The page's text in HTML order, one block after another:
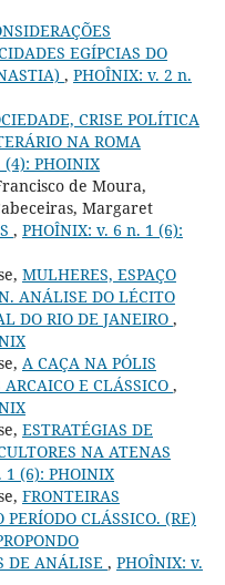
EGÍPCIAS DO
, PHOÎNIX: v. 2 n.
CRISE POLÍTICA
NA ROMA
PHOINIX
de Moura,
Margaret
, PHOÎNIX: v. 6 n. 1 (6):
MULHERES, ESPAÇO
ANÁLISE DO LÉCITO
DO RIO DE JANEIRO ,
A CAÇA NA PÓLIS
E CLÁSSICO ,
ESTRATÉGIAS DE
NA ATENAS
1 (6): PHOINIX
FRONTEIRAS
CLÁSSICO. (RE)
DE ANÁLISE , PHOÎNIX: v.